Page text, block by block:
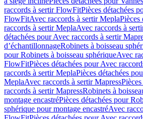
raccords à sertir FlowFitPièces détachées
FlowFitAvec raccords à sertir MeplaPièces
raccords à sertir MeplaAvec raccords à
détachées pour Avec raccords à sertir
d’échantillonnageRobinets à boisseau
pour Robinets à boisseau sphériqueAvec
FlowFitPièces détachées pour Avec
raccords à sertir MeplaPièces détachées
MeplaAvec raccords à sertir Mapress
raccords à sertir MapressRobinets à
montage encastréPièces détachées pour
sphérique pour montage encastréAvec